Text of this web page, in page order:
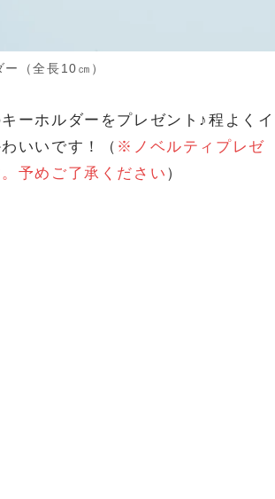
（全長10㎝）
ーホルダーをプレゼント♪程よくイ
いいです！（ ※ノベルティプレゼ
予めご了承ください ）